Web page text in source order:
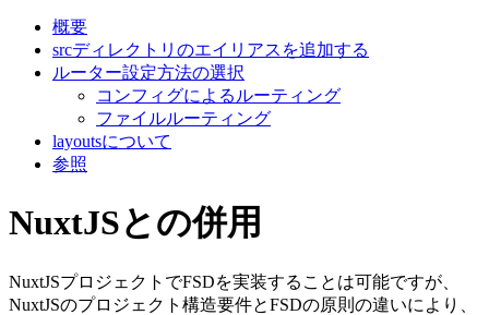
概要
srcディレクトリのエイリアスを追加する
ルーター設定方法の選択
コンフィグによるルーティング
ファイルルーティング
layoutsについて
参照
NuxtJSとの併用
NuxtJSプロジェクトでFSDを実装することは可能ですが、
NuxtJSのプロジェクト構造要件とFSDの原則の違いにより、